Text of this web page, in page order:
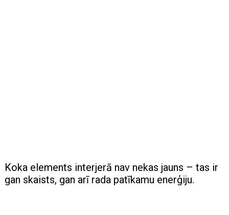
Koka elements interjerā nav nekas jauns – tas ir
gan skaists, gan arī rada patīkamu enerģiju.